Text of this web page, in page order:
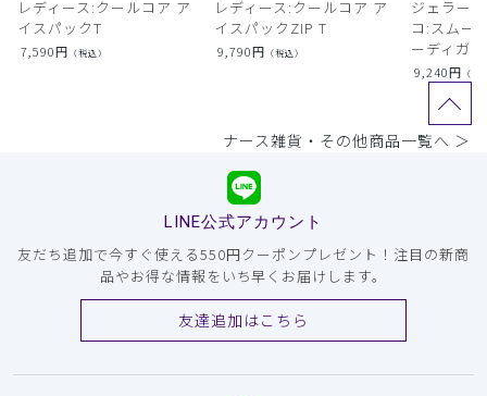
レディース:クールコア ア
イスパックT
7,590円 （税込）
レディース:クールコア ア
イスパックZIP T
9,790円 （税込）
ジェラー
コ:スムー
ーディガン
9,240円 （税
ナース雑貨・その他商品一覧へ ＞
LINE公式アカウント
友だち追加で今すぐ使える550円クーポンプレゼント！注目の新商
品やお得な情報をいち早くお届けします。
友達追加はこちら